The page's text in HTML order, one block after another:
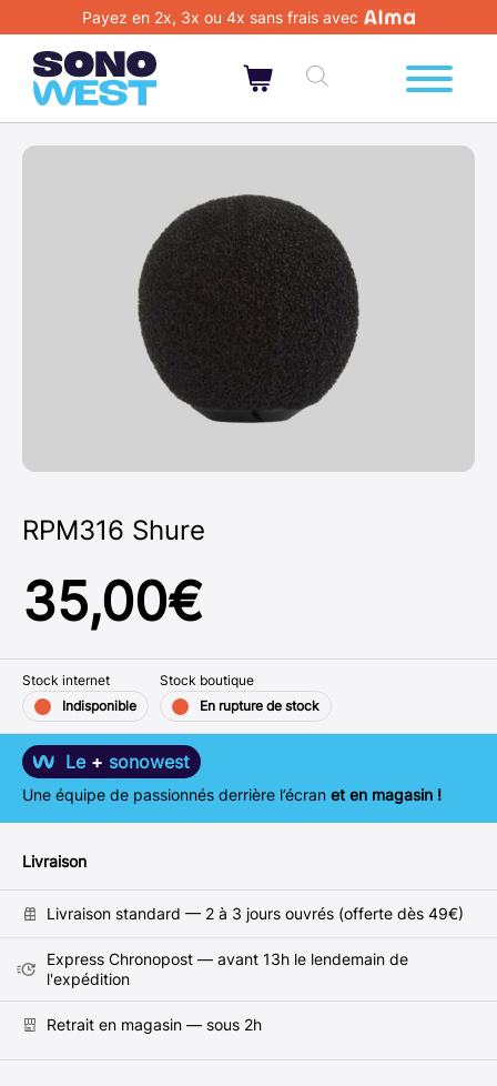
Payez en 2x, 3x ou 4x sans frais avec
RPM316 Shure
35,00€
Stock internet
Indisponible
Stock boutique
En rupture de stock
Le + sonowest
Une équipe de passionnés derrière l’écran et en magasin !
Livraison
Livraison standard — 2 à 3 jours ouvrés (offerte dès 49€)
Express Chronopost — avant 13h le lendemain de
l'expédition
Retrait en magasin — sous 2h